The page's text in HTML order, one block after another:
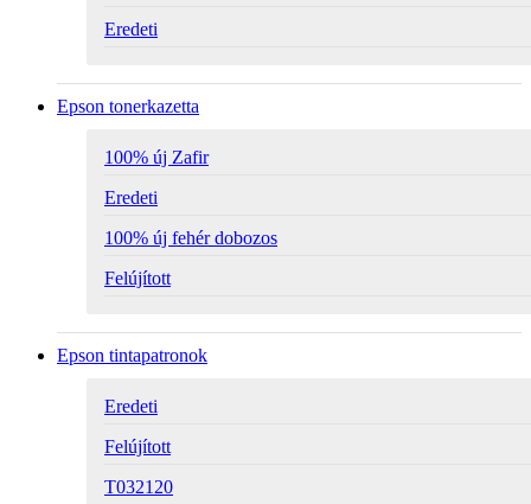
Eredeti
Epson tonerkazetta
100% új Zafir
Eredeti
100% új fehér dobozos
Felújított
Epson tintapatronok
Eredeti
Felújított
T032120